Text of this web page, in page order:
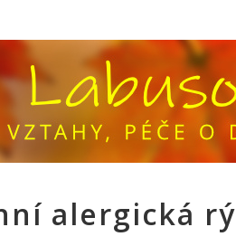
alergická